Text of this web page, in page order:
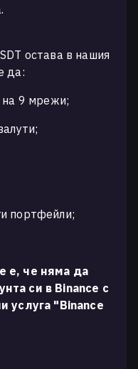
остава в нашия
да:
на 9 мрежи;
портфейли;
е, че няма да
си в Binance с
услуга "Binance